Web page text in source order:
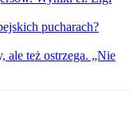
pucharach?
ale też ostrzega. „Nie